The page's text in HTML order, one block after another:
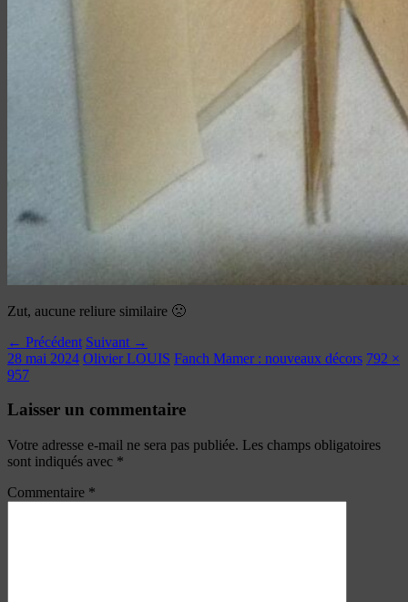
Zut, aucune reliure similaire 🙁
← Précédent Suivant →
28 mai 2024 Olivier LOUIS Fanch Mamer : nouveaux décors 792 ×
957
Laisser un commentaire
Votre adresse e-mail ne sera pas publiée. Les champs obligatoires
sont indiqués avec *
Commentaire *